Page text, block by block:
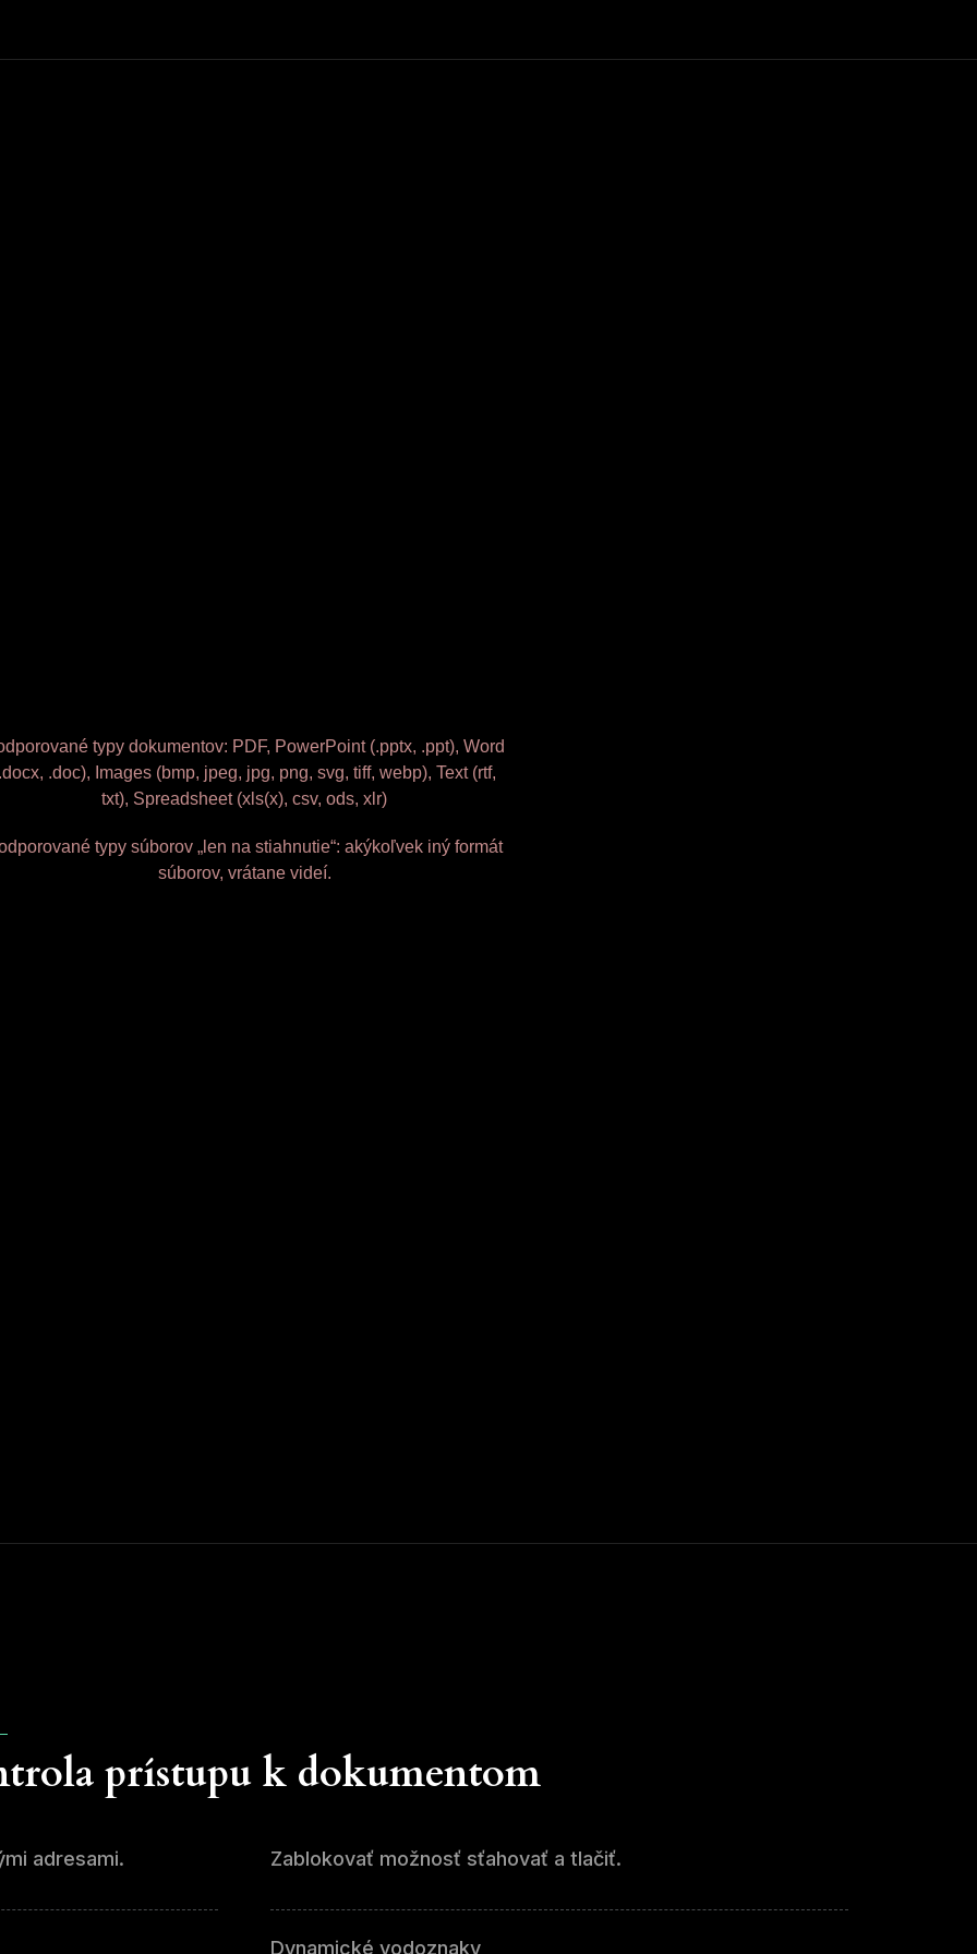
typy dokumentov: PDF, PowerPoint (.pptx, .ppt), Word
.doc), Images (bmp, jpeg, jpg, png, svg, tiff, webp), Text (rtf,
txt), Spreadsheet (xls(x), csv, ods, xlr)
typy súborov „len na stiahnutie“: akýkoľvek iný formát
súborov, vrátane videí.
prístupu k dokumentom
adresami. Zablokovať možnosť sťahovať a tlačiť.
Dynamické vodoznaky